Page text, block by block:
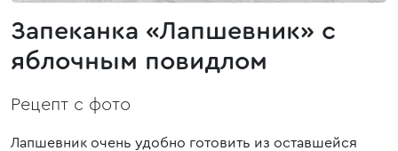
Запеканка «Лапшевник» с
яблочным повидлом
Рецепт с фото
Лапшевник очень удобно готовить из оставшейся